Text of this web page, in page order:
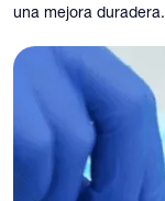
una mejora duradera.